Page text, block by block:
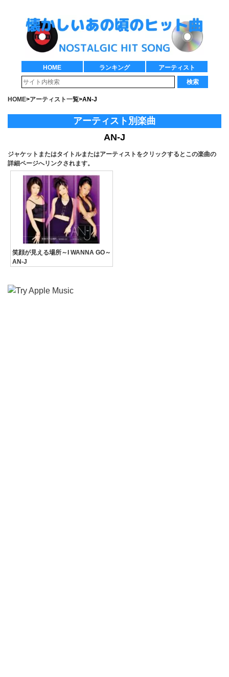
HOME ランキング
アーティスト
検索
HOME>アーティスト一覧>AN-J
アーティスト別楽曲
AN-J
ジャケットまたはタイトルまたはアーティストをクリックするとこの楽曲の
詳細ページへリンクされます。
笑顔が見える場所～I WANNA GO～
AN-J